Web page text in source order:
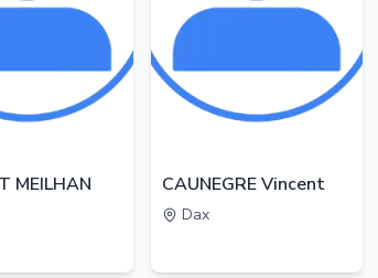
MEILHAN
CAUNEGRE Vincent
Dax